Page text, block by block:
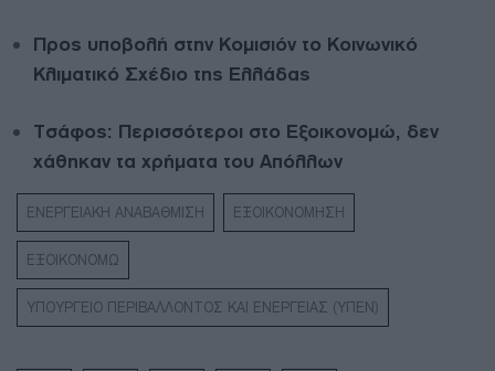
Προς υποβολή στην Κομισιόν το Κοινωνικό
Κλιματικό Σχέδιο της Ελλάδας
Τσάφος: Περισσότεροι στο Εξοικονομώ, δεν
χάθηκαν τα χρήματα του Απόλλων
ΕΝΕΡΓΕΙΑΚΗ ΑΝΑΒΑΘΜΙΣΗ ΕΞΟΙΚΟΝΟΜΗΣΗ
ΕΞΟΙΚΟΝΟΜΩ
ΥΠΟΥΡΓΕΙΟ ΠΕΡΙΒΑΛΛΟΝΤΟΣ ΚΑΙ ΕΝΕΡΓΕΙΑΣ (ΥΠΕΝ)